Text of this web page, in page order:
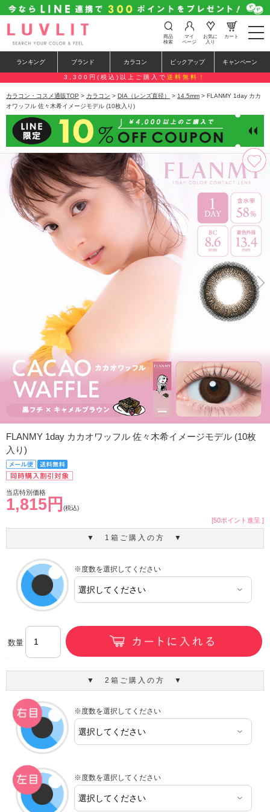
t
o
e
n
a
a
i
o
n
商品
検索
マイ
ページ
お気に
入り
カート
ランキング ブランド カラコン ピックアップ キャンペーン
3,300円(税込)以上ご購入で 送料無料！
カラコン・コスメ通販TOP > カラコン > DIA（レンズ直径） > 14.5mm > FLANMY 1day カカ
オワッフル 佐々木希イメージモデル (10枚入り)
FLANMY 1day カカオワッフル 佐々木希イメージモデル (10枚
入り)
当店特別価格
1,815円 (税込)
[50ポイント進呈 ]
▼ 1箱ご購入の方 ▼
※度数を選択してください
数量
▼ 2箱ご購入の方 ▼
※度数を選択してください
※度数を選択してください